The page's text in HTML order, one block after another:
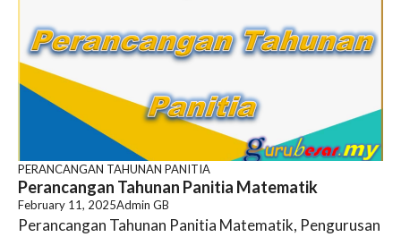
PERANCANGAN TAHUNAN PANITIA
Perancangan Tahunan Panitia Matematik
February 11, 2025Admin GB
Perancangan Tahunan Panitia Matematik, Pengurusan